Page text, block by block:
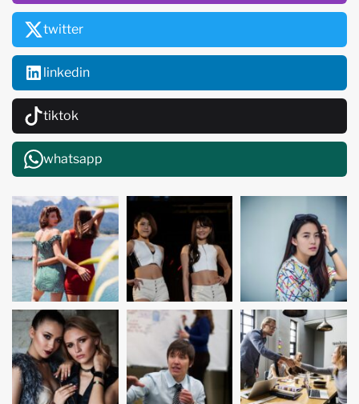
twitter
linkedin
tiktok
whatsapp